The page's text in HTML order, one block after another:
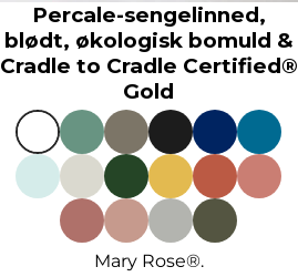
Percale-sengelinned,
blødt, økologisk bomuld &
Cradle to Cradle Certified®
Gold
Mary Rose®.